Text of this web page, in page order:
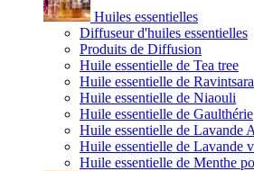
Huiles essentielles
Diffuseur d'huiles essentielles
Produits de Diffusion
Huile essentielle de Tea tree
Huile essentielle de Ravintsara
Huile essentielle de Niaouli
Huile essentielle de Gaulthérie
Huile essentielle de Lavande
Huile essentielle de Lavande
Huile essentielle de Menthe